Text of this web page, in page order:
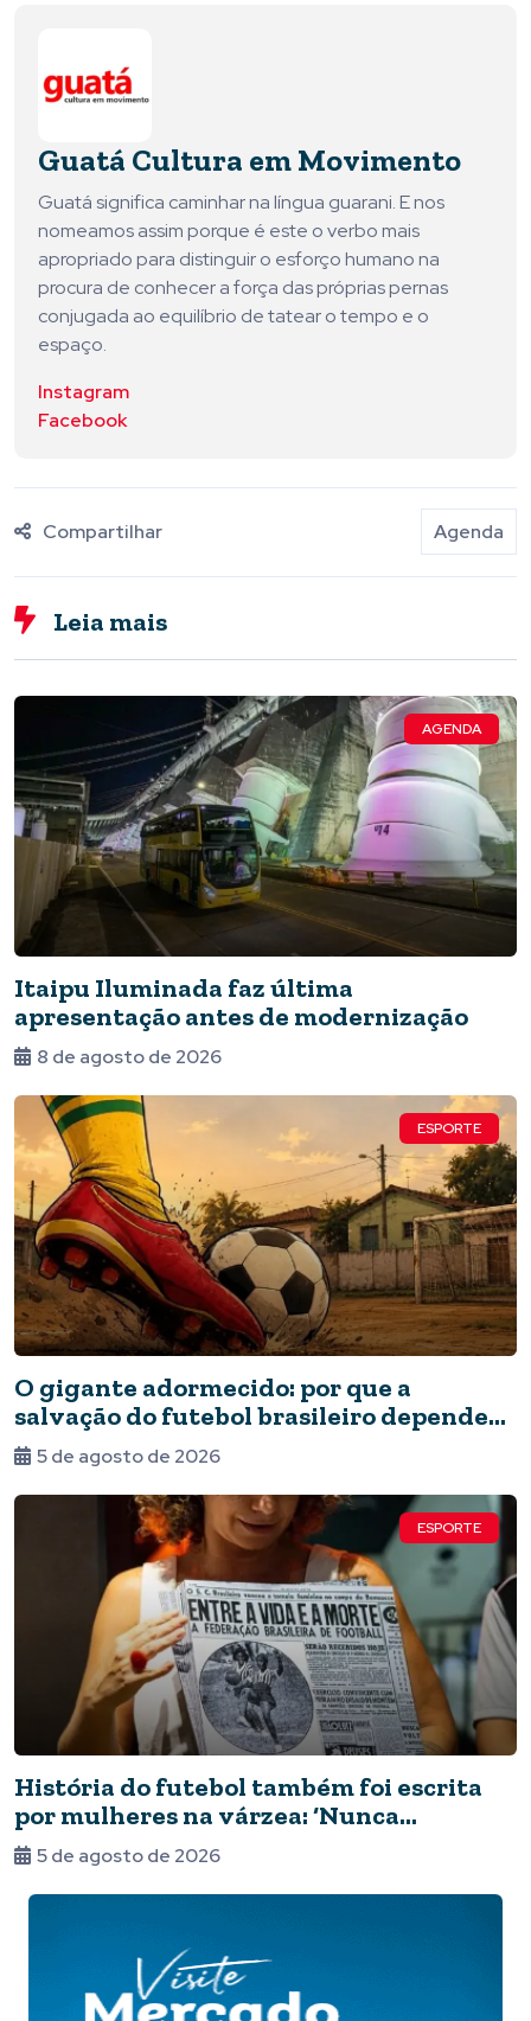
Guatá Cultura em Movimento
Guatá significa caminhar na língua guarani. E nos
nomeamos assim porque é este o verbo mais
apropriado para distinguir o esforço humano na
procura de conhecer a força das próprias pernas
conjugada ao equilíbrio de tatear o tempo e o
espaço.
Instagram
Facebook
Compartilhar Agenda
Leia mais
AGENDA
Itaipu Iluminada faz última
apresentação antes de modernização
8 de agosto de 2026
ESPORTE
O gigante adormecido: por que a
salvação do futebol brasileiro depende
do Estado e da periferia
5 de agosto de 2026
ESPORTE
História do futebol também foi escrita
por mulheres na várzea: ‘Nunca
deixaram de jogar’
5 de agosto de 2026